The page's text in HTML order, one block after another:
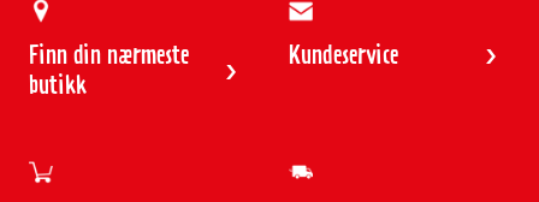
Finn din nærmeste
butikk
Kundeservice